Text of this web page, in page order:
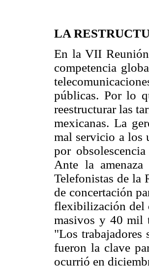
LA
En la VII
competencia
públicas. Por lo
reestructurar las
mexicanas. La
mal servicio a los
por
Ante la
Telefonistas de la
de concertación
flexibilización del
masivos y 40 mil
"Los trabajadores
fueron la clave
ocurrió en